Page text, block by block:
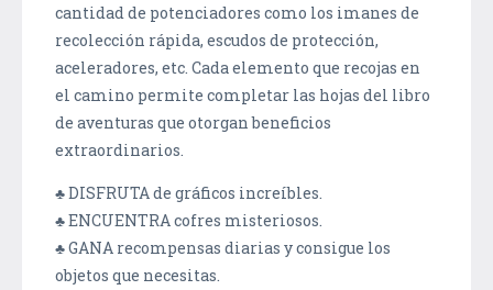
cantidad de potenciadores como los imanes de
recolección rápida, escudos de protección,
aceleradores, etc. Cada elemento que recojas en
el camino permite completar las hojas del libro
de aventuras que otorgan beneficios
extraordinarios.
♣ DISFRUTA de gráficos increíbles.
♣ ENCUENTRA cofres misteriosos.
♣ GANA recompensas diarias y consigue los
objetos que necesitas.